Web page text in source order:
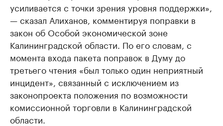
усиливается с точки зрения уровня поддержки»,
— сказал Алиханов, комментируя поправки в
закон об Особой экономической зоне
Калининградской области. По его словам, с
момента входа пакета поправок в Думу до
третьего чтения «был только один неприятный
инцидент», связанный с исключением из
законопроекта положения по возможности
комиссионной торговли в Калининградской
области.